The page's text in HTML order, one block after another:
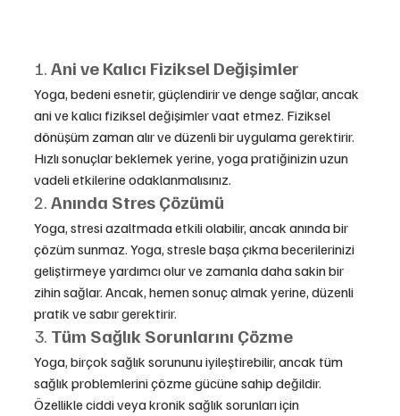
1. Ani ve Kalıcı Fiziksel Değişimler
Yoga, bedeni esnetir, güçlendirir ve denge sağlar, ancak
ani ve kalıcı fiziksel değişimler vaat etmez. Fiziksel
dönüşüm zaman alır ve düzenli bir uygulama gerektirir.
Hızlı sonuçlar beklemek yerine, yoga pratiğinizin uzun
vadeli etkilerine odaklanmalısınız.
2. Anında Stres Çözümü
Yoga, stresi azaltmada etkili olabilir, ancak anında bir
çözüm sunmaz. Yoga, stresle başa çıkma becerilerinizi
geliştirmeye yardımcı olur ve zamanla daha sakin bir
zihin sağlar. Ancak, hemen sonuç almak yerine, düzenli
pratik ve sabır gerektirir.
3. Tüm Sağlık Sorunlarını Çözme
Yoga, birçok sağlık sorununu iyileştirebilir, ancak tüm
sağlık problemlerini çözme gücüne sahip değildir.
Özellikle ciddi veya kronik sağlık sorunları için